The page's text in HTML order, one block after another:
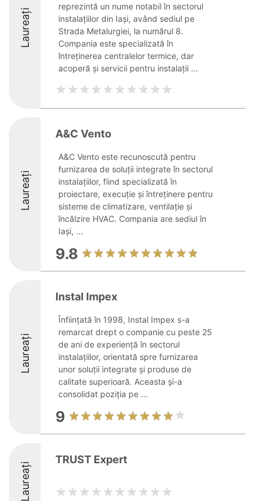
Laureați
reprezintă un nume notabil în sectorul
instalațiilor din Iași, având sediul pe
Strada Metalurgiei, la numărul 8.
Compania este specializată în
întreținerea centralelor termice, dar
acoperă și servicii pentru instalații ...
Laureați
A&C Vento
A&C Vento este recunoscută pentru
furnizarea de soluții integrate în sectorul
instalațiilor, fiind specializată în
proiectare, execuție și întreținere pentru
sisteme de climatizare, ventilație și
încălzire HVAC. Compania are sediul în
Iași, ...
9.8
Laureați
Instal Impex
Înființată în 1998, Instal Impex s-a
remarcat drept o companie cu peste 25
de ani de experiență în sectorul
instalațiilor, orientată spre furnizarea
unor soluții integrate și produse de
calitate superioară. Aceasta și-a
consolidat poziția pe ...
9
Laureați
TRUST Expert